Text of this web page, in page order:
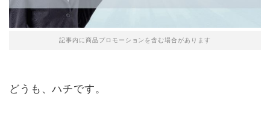
記事内に商品プロモーションを含む場合があります
どうも、ハチです。